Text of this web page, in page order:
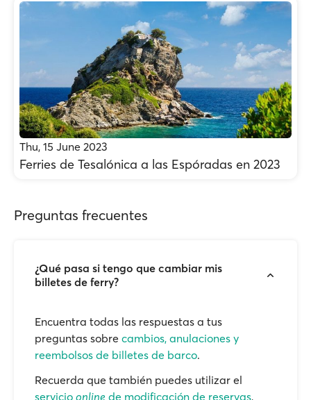
Thu, 15 June 2023
Ferries de Tesalónica a las Espóradas en 2023
Preguntas frecuentes
¿Qué pasa si tengo que cambiar mis
billetes de ferry?
Encuentra todas las respuestas a tus
preguntas sobre cambios, anulaciones y
reembolsos de billetes de barco.
Recuerda que también puedes utilizar el
servicio online de modificación de reservas,